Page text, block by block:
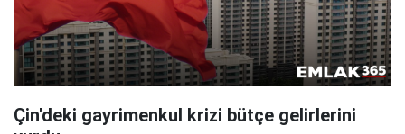
Çin'deki gayrimenkul krizi bütçe gelirlerini